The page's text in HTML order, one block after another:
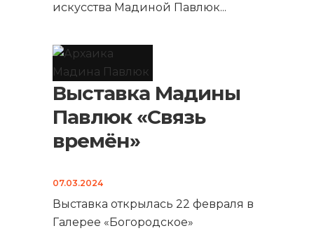
искусства Мадиной Павлюк...
Выставка Мадины
Павлюк «Связь
времён»
07.03.2024
Выставка открылась 22 февраля в
Галерее «Богородское»